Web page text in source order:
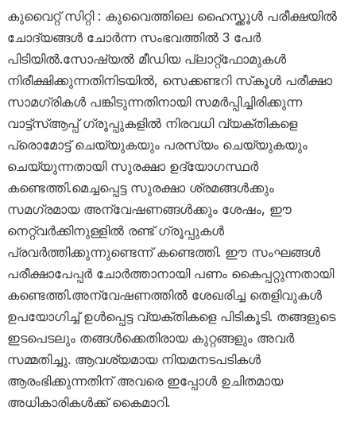
കുവൈറ്റ് സിറ്റി : കുവൈത്തിലെ ഹൈസ്ക്കൂൾ പരീക്ഷയിൽ
ചോദ്യങ്ങൾ ചോർന്ന സംഭവത്തിൽ 3 പേർ
പിടിയിൽ.സോഷ്യൽ മീഡിയ പ്ലാറ്റ്‌ഫോമുകൾ
നിരീക്ഷിക്കുന്നതിനിടയിൽ, സെക്കണ്ടറി സ്‌കൂൾ പരീക്ഷാ
സാമഗ്രികൾ പങ്കിടുന്നതിനായി സമർപ്പിച്ചിരിക്കുന്ന
വാട്ട്‌സ്ആപ്പ് ഗ്രൂപ്പുകളിൽ നിരവധി വ്യക്തികളെ
പ്രൊമോട്ട് ചെയ്യുകയും പരസ്യം ചെയ്യുകയും
ചെയ്യുന്നതായി സുരക്ഷാ ഉദ്യോഗസ്ഥർ
കണ്ടെത്തി.മെച്ചപ്പെട്ട സുരക്ഷാ ശ്രമങ്ങൾക്കും
സമഗ്രമായ അന്വേഷണങ്ങൾക്കും ശേഷം, ഈ
നെറ്റ്‌വർക്കിനുള്ളിൽ രണ്ട് ഗ്രൂപ്പുകൾ
പ്രവർത്തിക്കുന്നുണ്ടെന്ന് കണ്ടെത്തി. ഈ സംഘങ്ങൾ
പരീക്ഷാപേപ്പർ ചോർത്താനായി പണം കൈപ്പറ്റുന്നതായി
കണ്ടെത്തി.അന്വേഷണത്തിൽ ശേഖരിച്ച തെളിവുകൾ
ഉപയോഗിച്ച് ഉൾപ്പെട്ട വ്യക്തികളെ പിടികൂടി. തങ്ങളുടെ
ഇടപെടലും തങ്ങൾക്കെതിരായ കുറ്റങ്ങളും അവർ
സമ്മതിച്ചു. ആവശ്യമായ നിയമനടപടികൾ
ആരംഭിക്കുന്നതിന് അവരെ ഇപ്പോൾ ഉചിതമായ
അധികാരികൾക്ക് കൈമാറി.